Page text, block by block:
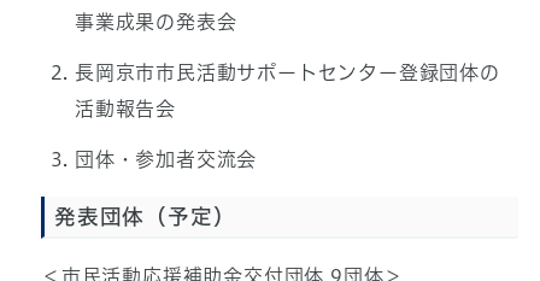
事業成果の発表会
長岡京市市民活動サポートセンター登録団体の
活動報告会
団体・参加者交流会
発表団体（予定）
＜市民活動応援補助金交付団体 9団体＞